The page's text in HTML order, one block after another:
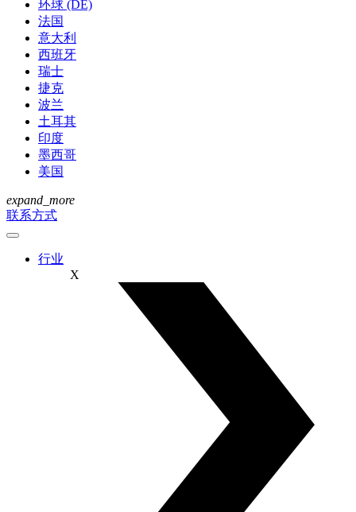
环球 (DE)
法国
意大利
西班牙
瑞士
捷克
波兰
土耳其
印度
墨西哥
美国
expand_more
联系方式
行业
X